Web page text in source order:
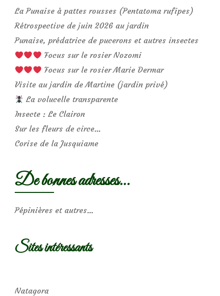
La Punaise à pattes rousses (Pentatoma rufipes)
Rétrospective de juin 2026 au jardin
Punaise, prédatrice de pucerons et autres insectes
Focus sur le rosier Nozomi
Focus sur le rosier Marie Dermar
Visite au jardin de Martine (jardin privé)
La volucelle transparente
Insecte : Le Clairon
Sur les fleurs de circe…
Corise de la Jusquiame
De bonnes adresses…
Pépinières et autres…
Sites intéressants
Natagora